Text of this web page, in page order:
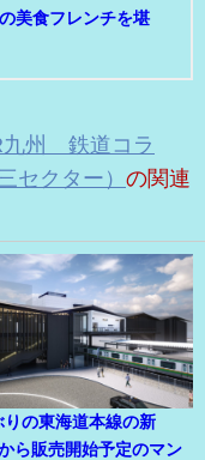
美食フレンチを堪
九州 鉄道コラ
セクター） の関連
りの東海道本線の新
ら販売開始予定のマン